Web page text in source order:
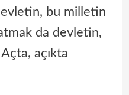
bu milletin
da devletin,
açıkta